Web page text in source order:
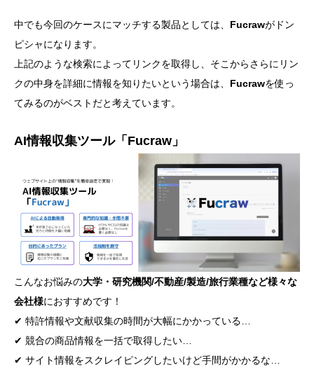
中でも今回のケースにマッチする製品としては、 Fucrawがドン
ピシャになります。
上記のような検索によってリンクを取得し、そこからさらにリン
クの中身を詳細に情報を知りたいという場合は、 Fucrawを使っ
てみるのがベストだと考えています。
AI情報収集ツール「Fucraw」
こんなお悩みの大学・研究機関/不動産/製造/旅行業種など様々な
会社様におすすめです！
✔︎ 特許情報や文献収集の時間が大幅にかかっている…
✔︎ 競合の商品情報を一括で取得したい…
✔︎ サイト情報をスクレイピングしたいけど手間がかかるな…